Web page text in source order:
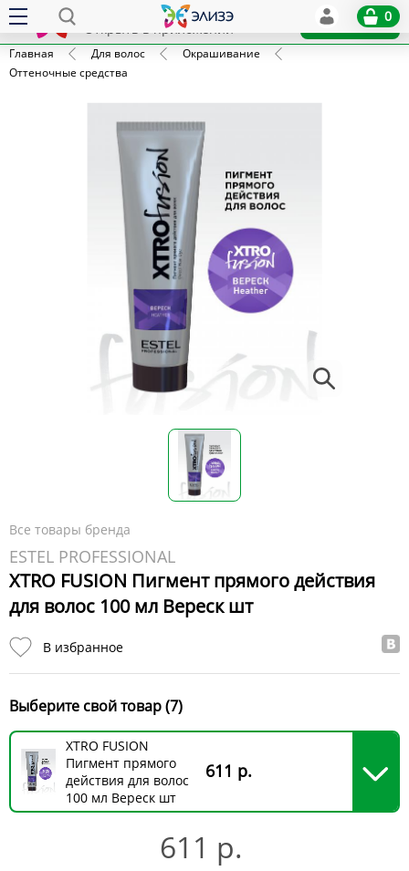
x
Открыть в приложении
Установить
0
Главная Для волос
Окрашивание
Оттеночные средства
Все товары бренда
ESTEL PROFESSIONAL
XTRO FUSION Пигмент прямого действия
для волос 100 мл Вереск шт
В избранное
Выберите свой товар (7)
XTRO FUSION
Пигмент прямого
действия для волос
100 мл Вереск шт
611 р.
611 р.